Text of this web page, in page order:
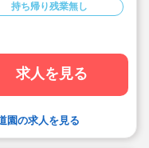
～19:00、13:00～
持ち帰り残業無し
求人を見る
園の求人を見る